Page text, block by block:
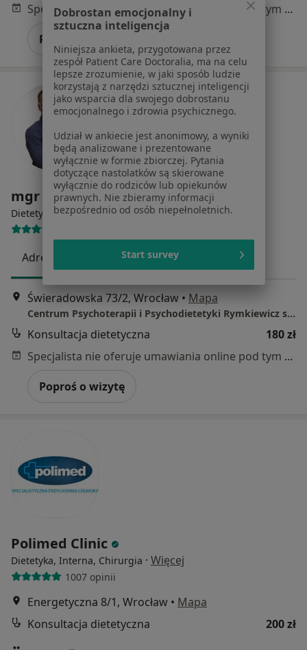
Specjalista nie oferuje umawiania online pod tym adresem.
Poproś o wizytę
mgr Daniel Milewicz
Dietetyk ·Więcej
Adres Online
Świeradowska 73/2, Wrocław • Mapa
Centrum Psychoterapii i Psychodietetyki Rymkiewicz system
Konsultacja dietetyczna
180 zł
Specjalista nie oferuje umawiania online pod tym adresem.
Poproś o wizytę
Polimed Clinic
Dietetyka, Interna, Chirurgia · Więcej
1007 opinii
Energetyczna 8/1, Wrocław • Mapa
Konsultacja dietetyczna
200 zł
Dobrostan emocjonalny i
sztuczna inteligencja
Niniejsza ankieta, przygotowana przez
zespół Patient Care Doctoralia, ma na celu
lepsze zrozumienie, w jaki sposób ludzie
korzystają z narzędzi sztucznej inteligencji
jako wsparcia dla swojego dobrostanu
emocjonalnego i zdrowia psychicznego.
Udział w ankiecie jest anonimowy, a wyniki
będą analizowane i prezentowane
wyłącznie w formie zbiorczej. Pytania
dotyczące nastolatków są skierowane
wyłącznie do rodziców lub opiekunów
prawnych. Nie zbieramy informacji
bezpośrednio od osób niepełnoletnich.
Start survey